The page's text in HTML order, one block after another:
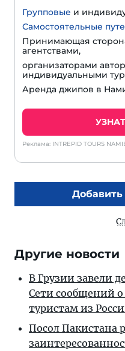
Групповые и
Самостоятельные
Принимающая
агентствами,
организаторами
индивидуальными
Аренда джипов в
Реклама: INTREPID TOURS
Другие новости
В Грузии завели
Сети сообщений
туристам из
Посол Пакистана